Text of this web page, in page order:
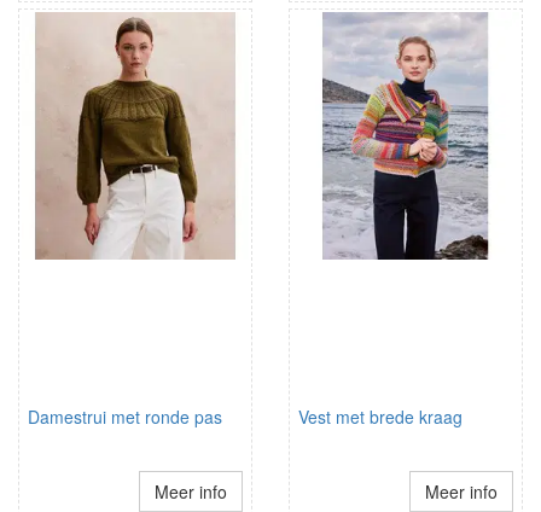
Damestrui met ronde pas
Meer info
Vest met brede kraag
Meer info